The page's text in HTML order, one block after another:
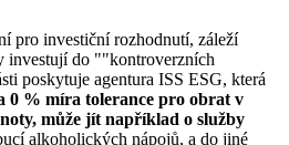
pro investiční rozhodnutí, záleží
investují do ""kontroverzních
poskytuje agentura ISS ESG, která
0 % míra tolerance pro obrat v
může jít například o služby
alkoholických nápojů, a do jiné